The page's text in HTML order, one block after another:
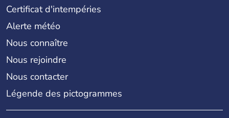
Certificat d'intempéries
Alerte météo
Nous connaître
Nous rejoindre
Nous contacter
Légende des pictogrammes